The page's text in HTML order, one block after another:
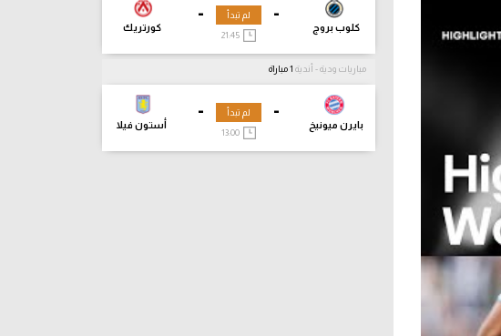
-
كلوب بروج
-
كورتريك
لم تبدأ
مباريات ودية - أندية
-
بايرن ميونيخ
-
أستون فيلا
لم تبدأ